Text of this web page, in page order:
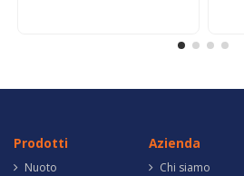
Prodotti
Nuoto
Azienda
Chi siamo